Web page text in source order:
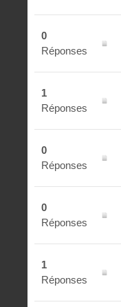
0
Réponses
1
Réponses
0
Réponses
0
Réponses
1
Réponses